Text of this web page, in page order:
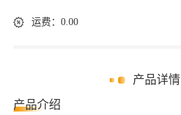
运费：0.00
产品详情
产品介绍